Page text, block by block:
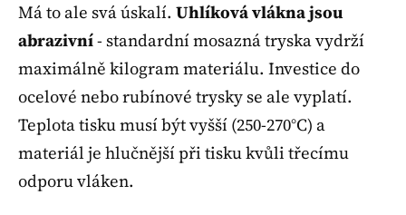
Má to ale svá úskalí. Uhlíková vlákna jsou
abrazivní- standardní mosazná tryska vydrží
maximálně kilogram materiálu. Investice do
ocelové nebo rubínové trysky se ale vyplatí.
Teplota tisku musí být vyšší (250-270°C) a
materiál je hlučnější při tisku kvůli třecímu
odporu vláken.